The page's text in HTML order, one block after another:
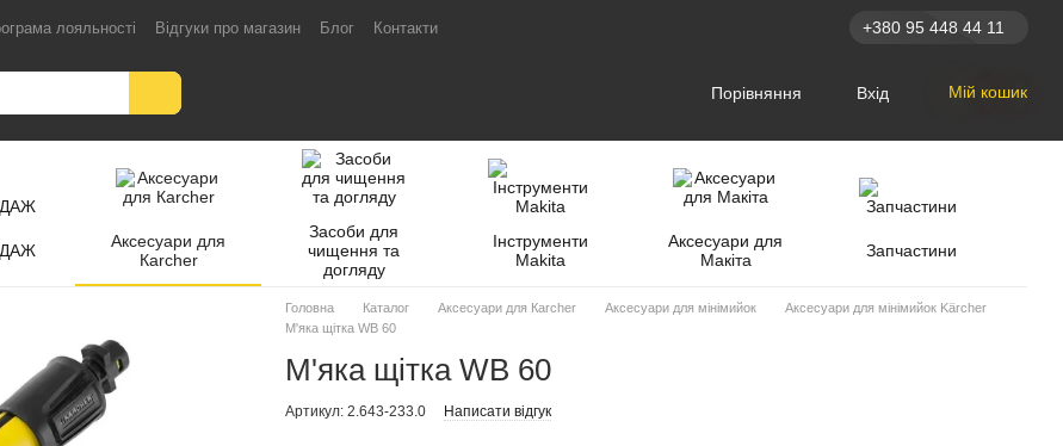
лояльності Відгуки про магазин Блог Контакти +380 95 448 44 11
Порівняння Вхід Мій кошик
Аксесуари для
Кarcher
Засоби для
чищення та
догляду
Інструменти
Makita
Аксесуари для
Макіта
Запчастини
Головна Каталог Аксесуари для Кarcher Аксесуари для мінімийок
Аксесуари для мінімийок Kärcher
М'яка щітка WB 60
М'яка щітка WB 60
Артикул: 2.643-233.0 Написати відгук